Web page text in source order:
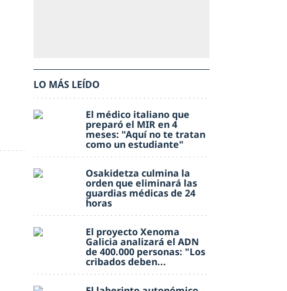
LO MÁS LEÍDO
El médico italiano que
preparó el MIR en 4
meses: "Aquí no te tratan
como un estudiante"
Osakidetza culmina la
orden que eliminará las
guardias médicas de 24
horas
El proyecto Xenoma
Galicia analizará el ADN
de 400.000 personas: "Los
cribados deben...